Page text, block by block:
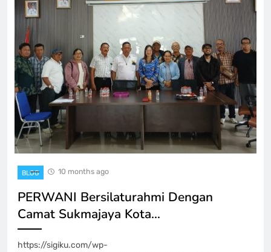
BLOG 10 months ago
PERWANI Bersilaturahmi Dengan
Camat Sukmajaya Kota…
https://sigiku.com/wp-